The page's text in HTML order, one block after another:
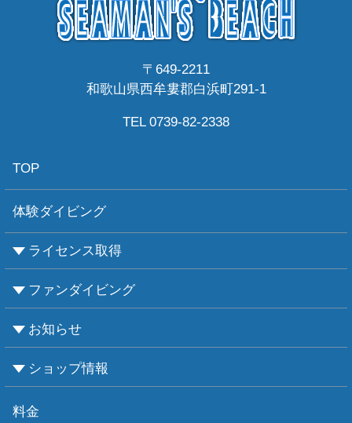
〒649-2211
和歌山県西牟婁郡白浜町291-1
TEL 0739-82-2338
TOP
体験ダイビング
ライセンス取得
CMASについて
PADIについて
Ｃカードライセンス取得
レベルアップCMAS
レベルアップPADI
インストラクターコース
エンリッチド・エア・ナイトロックス講習
ファンダイビング
ビーチダイビング
ボートダイビング
セルフダイビング
レンタル器材
お知らせ
お知らせ
お天気情報
フォトグラフィ
ツアー情報
ショップ情報
ショップ情報
アクセス
ダイビングポイント
ショップボート「かもめ」
スタッフ紹介
宿泊施設
リンク集
お問い合わせ
料金